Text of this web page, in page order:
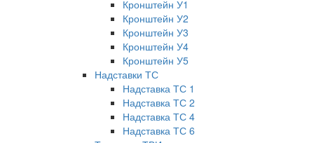
Кронштейн У1
Кронштейн У2
Кронштейн У3
Кронштейн У4
Кронштейн У5
Надставки ТС
Надставка ТС 1
Надставка ТС 2
Надставка ТС 4
Надставка ТС 6